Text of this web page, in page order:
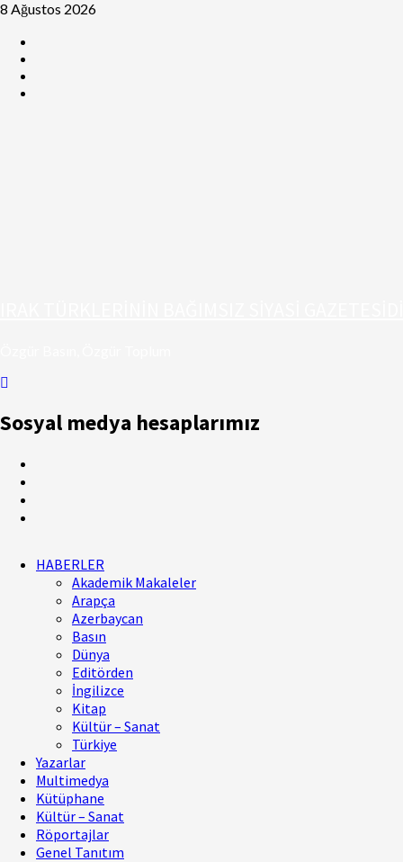
8 Ağustos 2026
Sosyal medya hesaplarımız
HABERLER
Akademik Makaleler
Arapça
Azerbaycan
Basın
Dünya
Editörden
İngilizce
Kitap
Kültür – Sanat
Türkiye
Yazarlar
Multimedya
Kütüphane
Kültür – Sanat
Röportajlar
Genel Tanıtım